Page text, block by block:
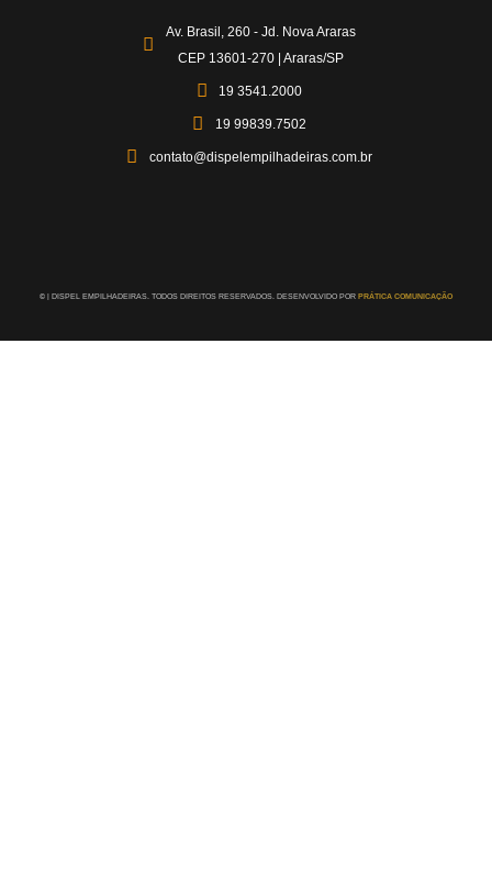
Av. Brasil, 260 - Jd. Nova Araras
CEP 13601-270 | Araras/SP
19 3541.2000
19 99839.7502
contato@dispelempilhadeiras.com.br
© | DISPEL EMPILHADEIRAS. TODOS DIREITOS RESERVADOS. DESENVOLVIDO POR PRÁTICA COMUNICAÇÃO